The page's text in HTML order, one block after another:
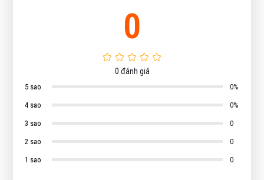
0
0 đánh giá
5 sao 0%
4 sao 0%
3 sao 0
2 sao 0
1 sao 0